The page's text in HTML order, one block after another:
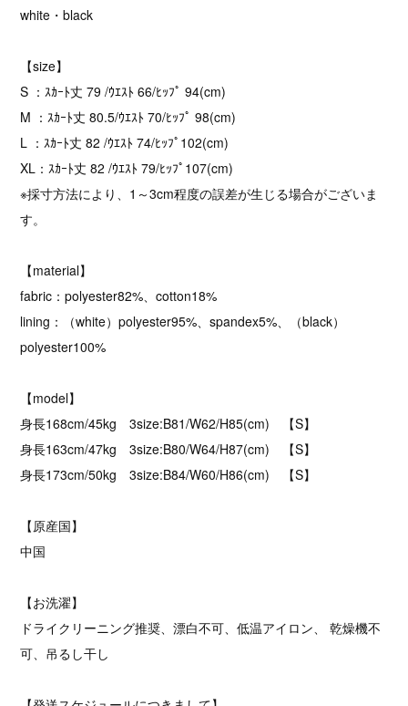
white・black
【size】
S ：ｽｶｰﾄ丈 79 /ｳｴｽﾄ 66/ﾋｯﾌﾟ 94(cm)
M ：ｽｶｰﾄ丈 80.5/ｳｴｽﾄ 70/ﾋｯﾌﾟ 98(cm)
L ：ｽｶｰﾄ丈 82 /ｳｴｽﾄ 74/ﾋｯﾌﾟ102(cm)
XL：ｽｶｰﾄ丈 82 /ｳｴｽﾄ 79/ﾋｯﾌﾟ107(cm)
※採寸方法により、1～3cm程度の誤差が生じる場合がございま
す。
【material】
fabric：polyester82%、cotton18%
lining：（white）polyester95%、spandex5%、（black）
polyester100%
【model】
身長168cm/45kg 3size:B81/W62/H85(cm) 【S】
身長163cm/47kg 3size:B80/W64/H87(cm) 【S】
身長173cm/50kg 3size:B84/W60/H86(cm) 【S】
【原産国】
中国
【お洗濯】
ドライクリーニング推奨、漂白不可、低温アイロン、 乾燥機不
可、吊るし干し